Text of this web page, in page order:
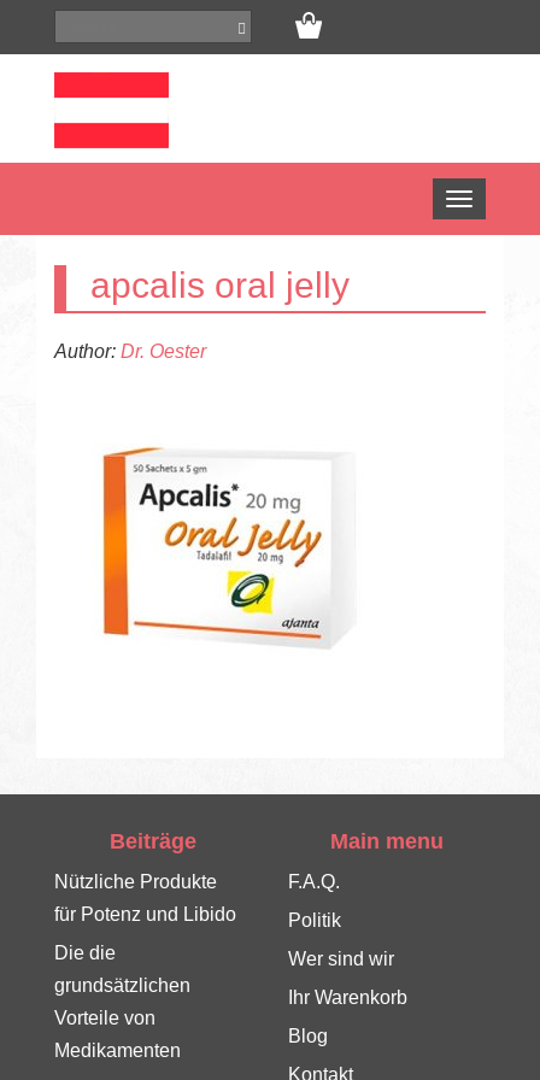
Open
menu
apcalis oral jelly
Author: Dr. Oester
Beiträge
Nützliche Produkte
für Potenz und Libido
Die die
grundsätzlichen
Vorteile von
Medikamenten
Main menu
F.A.Q.
Politik
Wer sind wir
Ihr Warenkorb
Blog
Kontakt